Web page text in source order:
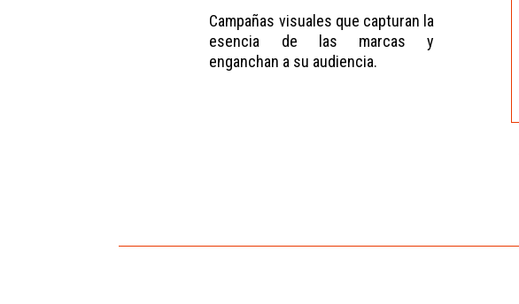
Campañas visuales que capturan la
esencia de las marcas y
enganchan a su audiencia.